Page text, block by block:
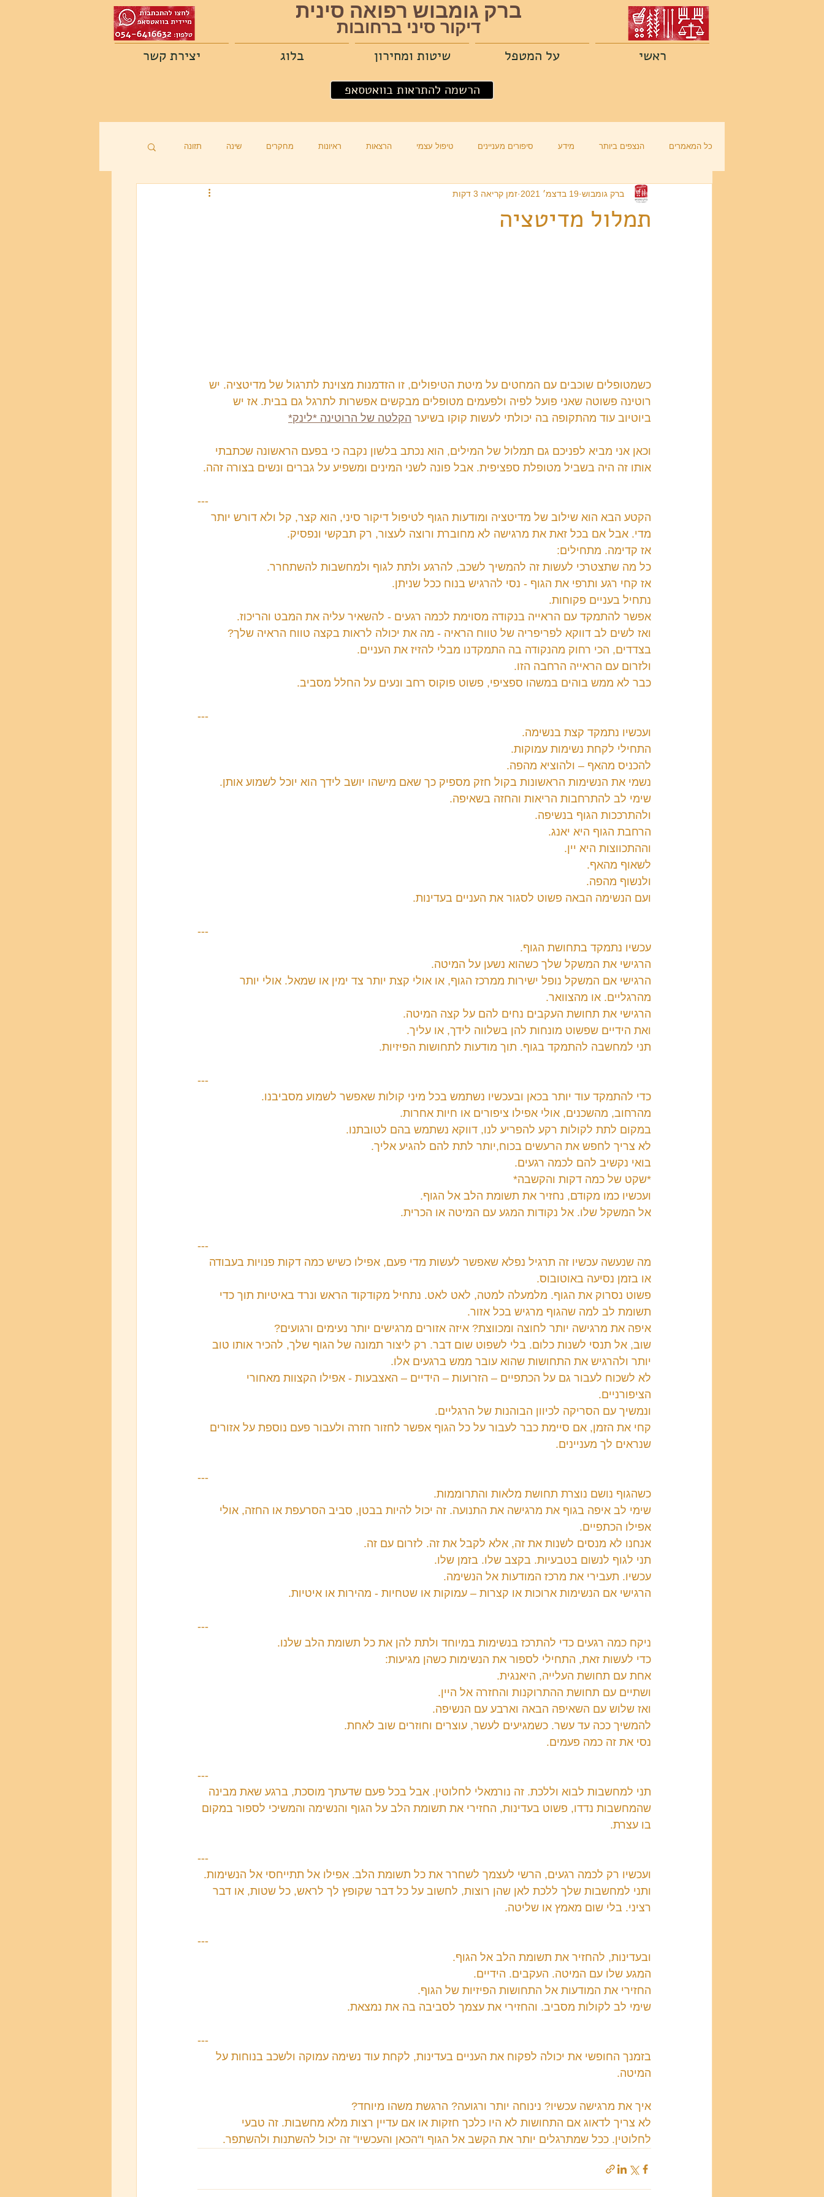
ברק גומבוש רפואה סינית
דיקור סיני ברחובות
ראשי על המטפל שיטות ומחירון בלוג יצירת קשר
הרשמה להתראות בוואטסאפ
כל המאמרים הנצפים ביותר מידע סיפורים מעניינים טיפול עצמי הרצאות ראיונות מחקרים שינה תזונה
תמלול מדיטציה
ברק גומבוש 19 בדצמ׳ 2021 זמן קריאה 3 דקות
כשמטופלים שוכבים עם המחטים על מיטת הטיפולים, זו הזדמנות מצוינת לתרגול של מדיטציה. יש
רוטינה פשוטה שאני פועל לפיה ולפעמים מטופלים מבקשים אפשרות לתרגל גם בבית. אז יש
ביוטיוב עוד מהתקופה בה יכולתי לעשות קוקו בשיער הקלטה של הרוטינה *לינק*
וכאן אני מביא לפניכם גם תמלול של המילים, הוא נכתב בלשון נקבה כי בפעם הראשונה שכתבתי
אותו זה היה בשביל מטופלת ספציפית. אבל פונה לשני המינים ומשפיע על גברים ונשים בצורה זהה.
---
הקטע הבא הוא שילוב של מדיטציה ומודעות הגוף לטיפול דיקור סיני, הוא קצר, קל ולא דורש יותר
מדי. אבל אם בכל זאת את מרגישה לא מחוברת ורוצה לעצור, רק תבקשי ונפסיק.
אז קדימה. מתחילים:
כל מה שתצטרכי לעשות זה להמשיך לשכב, להרגע ולתת לגוף ולמחשבות להשתחרר.
אז קחי רגע ותרפי את הגוף - נסי להרגיש בנוח ככל שניתן.
נתחיל בעניים פקוחות.
אפשר להתמקד עם הראייה בנקודה מסוימת לכמה רגעים - להשאיר עליה את המבט והריכוז.
ואז לשים לב דווקא לפריפריה של טווח הראיה - מה את יכולה לראות בקצה טווח הראיה שלך?
בצדדים, הכי רחוק מהנקודה בה התמקדנו מבלי להזיז את העניים.
ולזרום עם הראייה הרחבה הזו.
כבר לא ממש בוהים במשהו ספציפי, פשוט פוקוס רחב ונעים על החלל מסביב.
---
ועכשיו נתמקד קצת בנשימה.
התחילי לקחת נשימות עמוקות.
להכניס מהאף – ולהוציא מהפה.
נשמי את הנשימות הראשונות בקול חזק מספיק כך שאם מישהו יושב לידך הוא יוכל לשמוע אותן.
שימי לב להתרחבות הריאות והחזה בשאיפה.
ולהתרככות הגוף בנשיפה.
הרחבת הגוף היא יאנג.
וההתכווצות היא יין.
לשאוף מהאף.
ולנשוף מהפה.
ועם הנשימה הבאה פשוט לסגור את העניים בעדינות.
---
עכשיו נתמקד בתחושת הגוף.
הרגישי את המשקל שלך כשהוא נשען על המיטה.
הרגישי אם המשקל נופל ישירות ממרכז הגוף, או אולי קצת יותר צד ימין או שמאל. אולי יותר
מהרגליים. או מהצוואר.
הרגישי את תחושת העקבים נחים להם על קצה המיטה.
ואת הידיים שפשוט מונחות להן בשלווה לידך, או עליך.
תני למחשבה להתמקד בגוף. תוך מודעות לתחושות הפיזיות.
---
כדי להתמקד עוד יותר בכאן ובעכשיו נשתמש בכל מיני קולות שאפשר לשמוע מסביבנו.
מהרחוב, מהשכנים, אולי אפילו ציפורים או חיות אחרות.
במקום לתת לקולות רקע להפריע לנו, דווקא נשתמש בהם לטובתנו.
לא צריך לחפש את הרעשים בכוח,יותר לתת להם להגיע אליך.
בואי נקשיב להם לכמה רגעים.
*שקט של כמה דקות והקשבה*
ועכשיו כמו מקודם, נחזיר את תשומת הלב אל הגוף.
אל המשקל שלו. אל נקודות המגע עם המיטה או הכרית.
---
מה שנעשה עכשיו זה תרגיל נפלא שאפשר לעשות מדי פעם, אפילו כשיש כמה דקות פנויות בעבודה
או בזמן נסיעה באוטובוס.
פשוט נסרוק את הגוף. מלמעלה למטה, לאט לאט. נתחיל מקודקוד הראש ונרד באיטיות תוך כדי
תשומת לב למה שהגוף מרגיש בכל אזור.
איפה את מרגישה יותר לחוצה ומכווצת? איזה אזורים מרגישים יותר נעימים ורגועים?
שוב, אל תנסי לשנות כלום. בלי לשפוט שום דבר. רק ליצור תמונה של הגוף שלך, להכיר אותו טוב
יותר ולהרגיש את התחושות שהוא עובר ממש ברגעים אלו.
לא לשכוח לעבור גם על הכתפיים – הזרועות – הידיים – האצבעות - אפילו הקצוות מאחורי
הציפורניים.
ונמשיך עם הסריקה לכיוון הבוהנות של הרגליים.
קחי את הזמן, אם סיימת כבר לעבור על כל הגוף אפשר לחזור חזרה ולעבור פעם נוספת על אזורים
שנראים לך מעניינים.
---
כשהגוף נושם נוצרת תחושת מלאות והתרוממות.
שימי לב איפה בגוף את מרגישה את התנועה. זה יכול להיות בבטן, סביב הסרעפת או החזה, אולי
אפילו הכתפיים.
אנחנו לא מנסים לשנות את זה, אלא לקבל את זה. לזרום עם זה.
תני לגוף לנשום בטבעיות. בקצב שלו. בזמן שלו.
עכשיו. תעבירי את מרכז המודעות אל הנשימה.
הרגישי אם הנשימות ארוכות או קצרות – עמוקות או שטחיות - מהירות או איטיות.
---
ניקח כמה רגעים כדי להתרכז בנשימות במיוחד ולתת להן את כל תשומת הלב שלנו.
כדי לעשות זאת, התחילי לספור את הנשימות כשהן מגיעות:
אחת עם תחושת העלייה, היאנגית.
ושתיים עם תחושת ההתרוקנות והחזרה אל היין.
ואז שלוש עם השאיפה הבאה וארבע עם הנשיפה.
להמשיך ככה עד עשר. כשמגיעים לעשר, עוצרים וחוזרים שוב לאחת.
נסי את זה כמה פעמים.
---
תני למחשבות לבוא וללכת. זה נורמאלי לחלוטין. אבל בכל פעם שדעתך מוסכת, ברגע שאת מבינה
שהמחשבות נדדו, פשוט בעדינות, החזירי את תשומת הלב על הגוף והנשימה והמשיכי לספור במקום
בו עצרת.
---
ועכשיו רק לכמה רגעים, הרשי לעצמך לשחרר את כל תשומת הלב. אפילו אל תתייחסי אל הנשימות.
ותני למחשבות שלך ללכת לאן שהן רוצות, לחשוב על כל דבר שקופץ לך לראש, כל שטות, או דבר
רציני. בלי שום מאמץ או שליטה.
---
ובעדינות, להחזיר את תשומת הלב אל הגוף.
המגע שלו עם המיטה. העקבים. הידיים.
החזירי את המודעות אל התחושות הפיזיות של הגוף.
שימי לב לקולות מסביב. והחזירי את עצמך לסביבה בה את נמצאת.
---
בזמנך החופשי את יכולה לפקוח את העניים בעדינות, לקחת עוד נשימה עמוקה ולשכב בנוחות על
המיטה.
איך את מרגישה עכשיו? נינוחה יותר ורגועה? הרגשת משהו מיוחד?
לא צריך לדאוג אם התחושות לא היו כלכך חזקות או אם עדיין רצות מלא מחשבות. זה טבעי
לחלוטין. ככל שמתרגלים יותר את הקשב אל הגוף ו"הכאן והעכשיו" זה יכול להשתנות ולהשתפר.